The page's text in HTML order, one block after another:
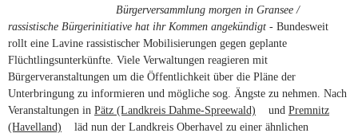
Bürgerversammlung morgen in Gransee /
rassistische Bürgerinitiative hat ihr Kommen angekündigt - Bundesweit
rollt eine Lavine rassistischer Mobilisierungen gegen geplante
Flüchtlingsunterkünfte. Viele Verwaltungen reagieren mit
Bürgerveranstaltungen um die Öffentlichkeit über die Pläne der
Unterbringung zu informieren und mögliche sog. Ängste zu nehmen. Nach
Veranstaltungen in Pätz (Landkreis Dahme-Spreewald) (link is external)
und Premnitz
(Havelland) (link is external)
läd nun der Landkreis Oberhavel zu einer ähnlichen